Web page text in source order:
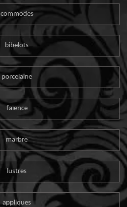
commodes
bibelots
porcelaine
faïence
marbre
lustres
appliques